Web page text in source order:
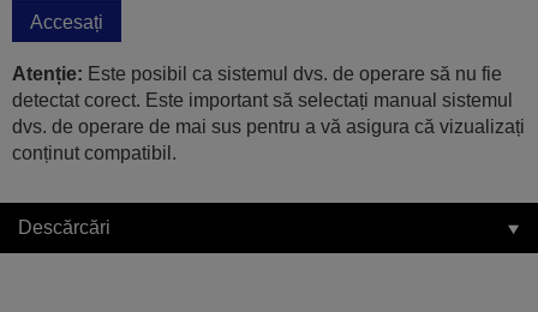
Accesați
Atenție: Este posibil ca sistemul dvs. de operare să nu fie
detectat corect. Este important să selectați manual sistemul
dvs. de operare de mai sus pentru a vă asigura că vizualizați
conținut compatibil.
Descărcări